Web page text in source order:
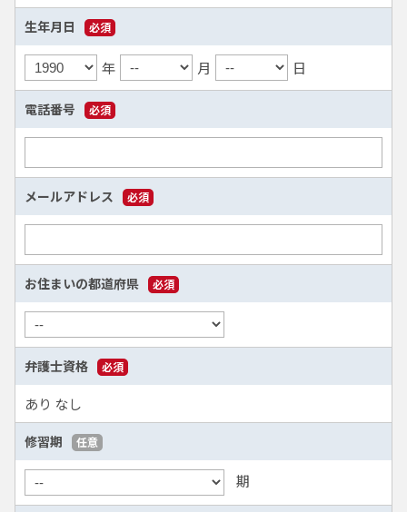
生年月日 必須
年 月 日
電話番号 必須
メールアドレス 必須
お住まいの都道府県 必須
弁護士資格 必須
あり なし
修習期 任意
期